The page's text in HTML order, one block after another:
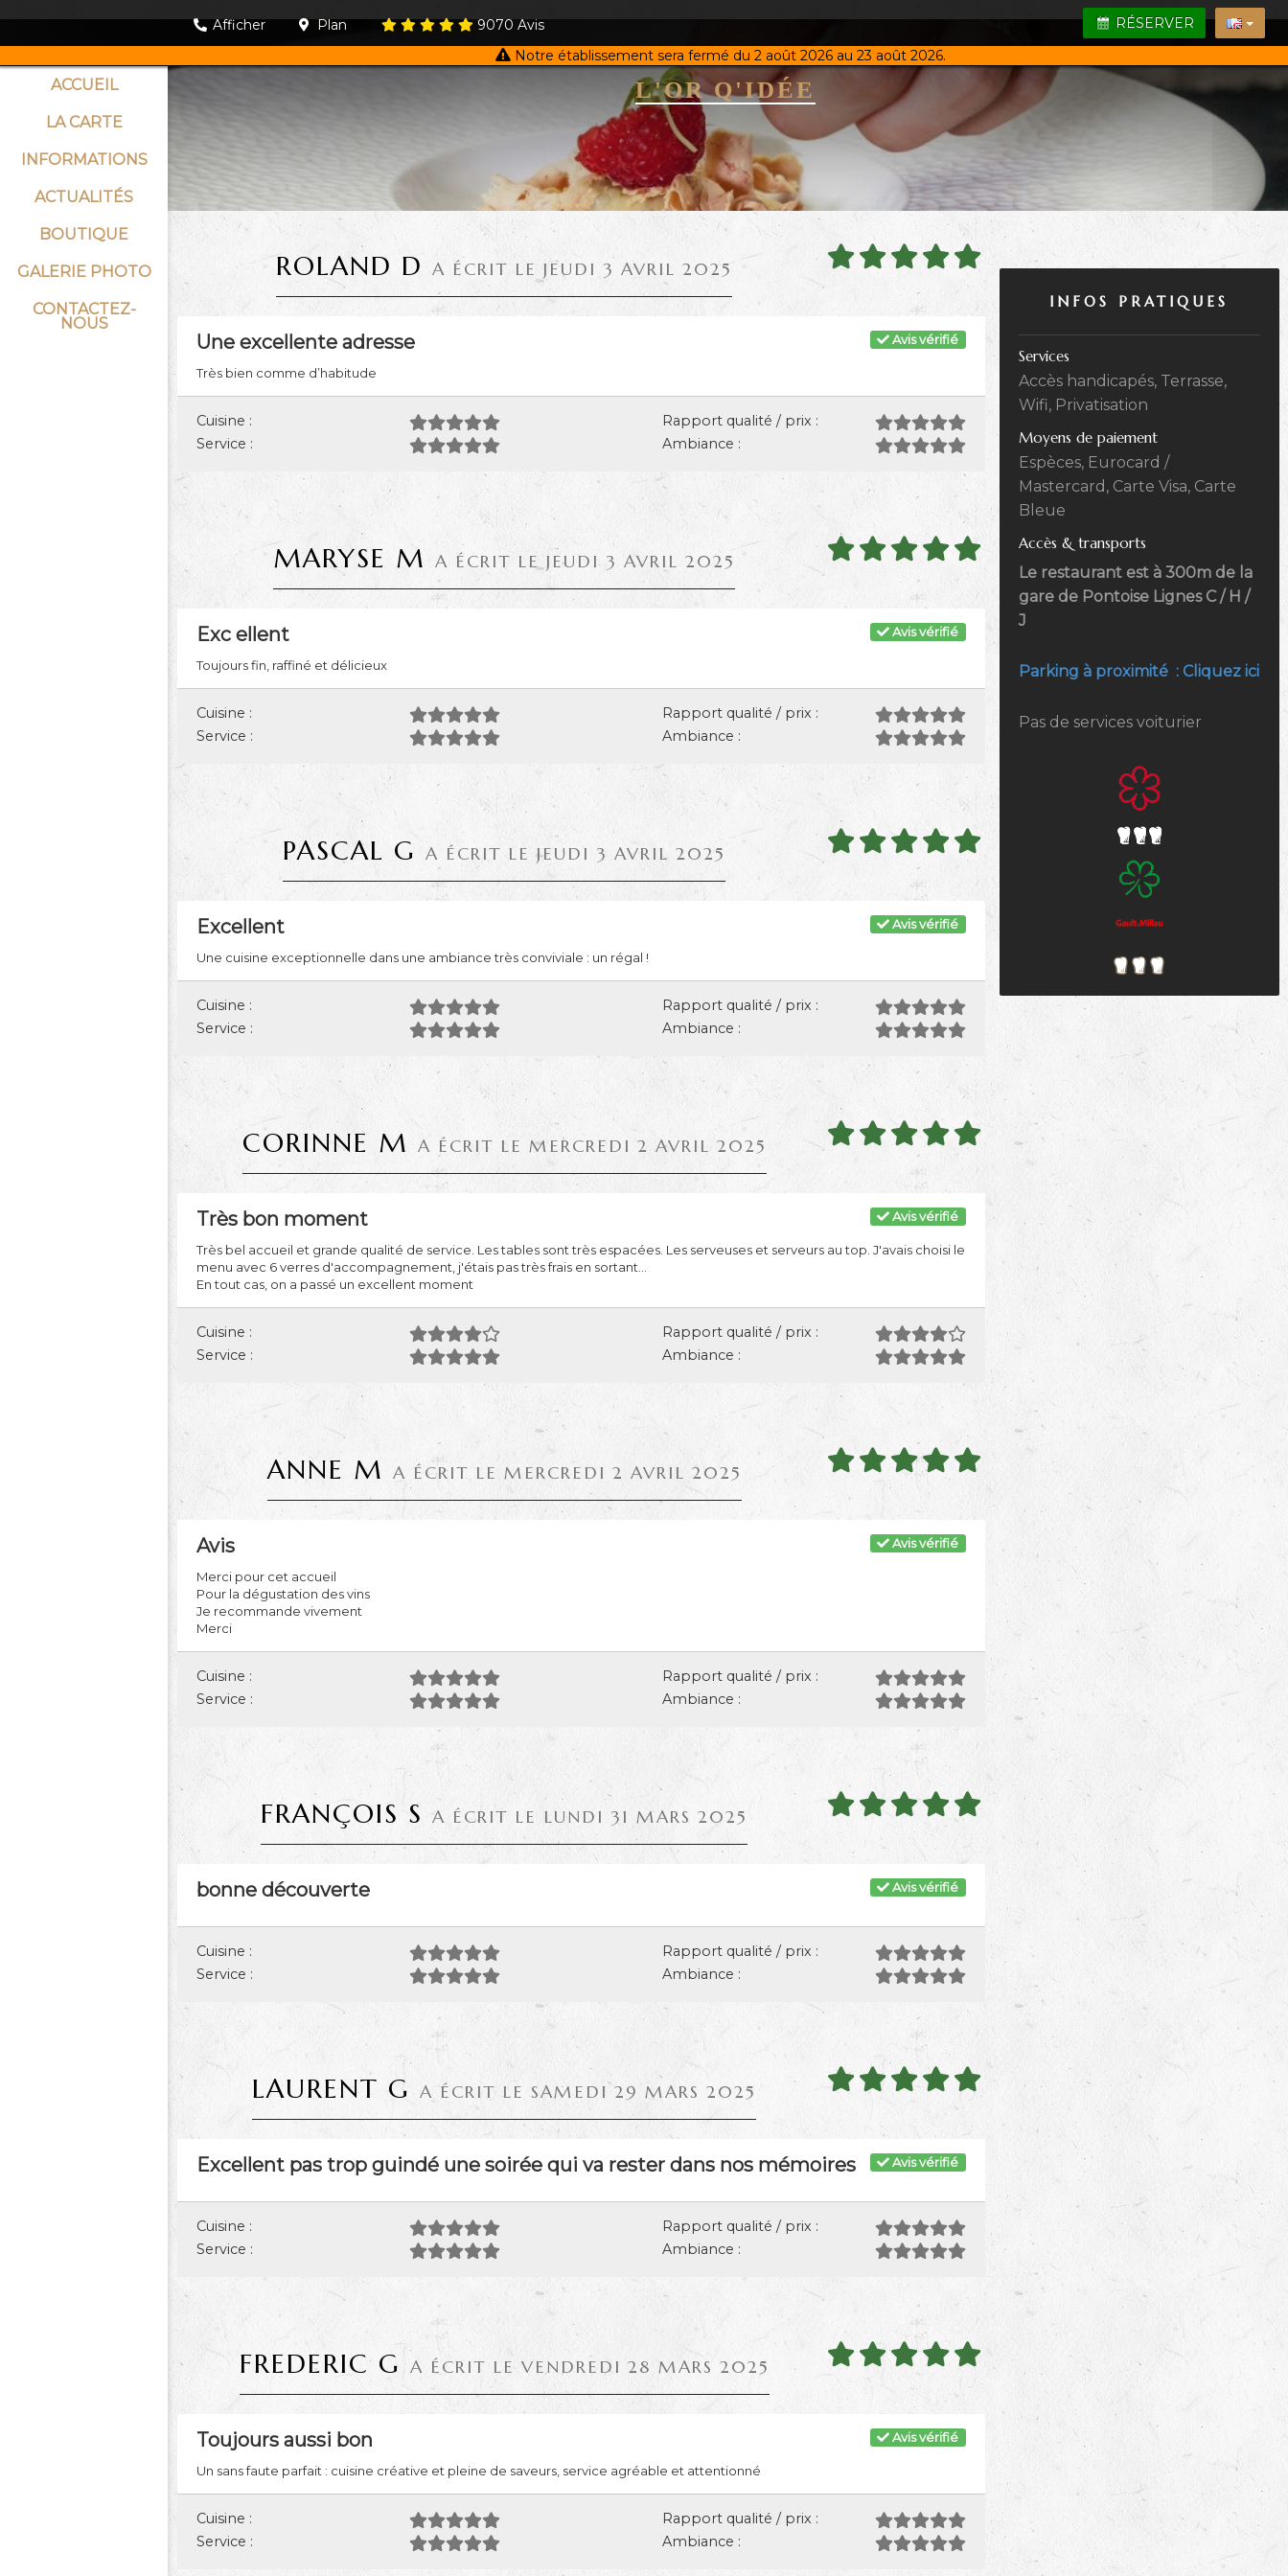
RÉSERVER
Afficher Plan 9070Avis
Notre établissement sera fermé du 2 août 2026 au 23 août 2026.
L'OR Q'IDÉE
ACCUEIL
LA CARTE
INFORMATIONS
ACTUALITÉS
BOUTIQUE
GALERIE PHOTO
CONTACTEZ-
NOUS
ROLAND D A ÉCRIT LE JEUDI 3 AVRIL 2025
Avis vérifié
Une excellente adresse
Très bien comme d’habitude
Cuisine :
Rapport qualité / prix :
Service :
Ambiance :
MARYSE M A ÉCRIT LE JEUDI 3 AVRIL 2025
Avis vérifié
Exc ellent
Toujours fin, raffiné et délicieux
Cuisine :
Rapport qualité / prix :
Service :
Ambiance :
PASCAL G A ÉCRIT LE JEUDI 3 AVRIL 2025
Avis vérifié
Excellent
Une cuisine exceptionnelle dans une ambiance très conviviale : un régal !
Cuisine :
Rapport qualité / prix :
Service :
Ambiance :
CORINNE M A ÉCRIT LE MERCREDI 2 AVRIL 2025
Avis vérifié
Très bon moment
Très bel accueil et grande qualité de service. Les tables sont très espacées. Les serveuses et serveurs au top. J'avais choisi le
menu avec 6 verres d'accompagnement, j'étais pas très frais en sortant...
En tout cas, on a passé un excellent moment
Cuisine :
Rapport qualité / prix :
Service :
Ambiance :
ANNE M A ÉCRIT LE MERCREDI 2 AVRIL 2025
Avis vérifié
Avis
Merci pour cet accueil
Pour la dégustation des vins
Je recommande vivement
Merci
Cuisine :
Rapport qualité / prix :
Service :
Ambiance :
FRANÇOIS S A ÉCRIT LE LUNDI 31 MARS 2025
Avis vérifié
bonne découverte
Cuisine :
Rapport qualité / prix :
Service :
Ambiance :
LAURENT G A ÉCRIT LE SAMEDI 29 MARS 2025
Avis vérifié
Excellent pas trop guindé une soirée qui va rester dans nos mémoires
Cuisine :
Rapport qualité / prix :
Service :
Ambiance :
FREDERIC G A ÉCRIT LE VENDREDI 28 MARS 2025
Avis vérifié
Toujours aussi bon
Un sans faute parfait : cuisine créative et pleine de saveurs, service agréable et attentionné
Cuisine :
Rapport qualité / prix :
Service :
Ambiance :
INFOS PRATIQUES
Services
Accès handicapés, Terrasse,
Wifi, Privatisation
Moyens de paiement
Espèces, Eurocard /
Mastercard, Carte Visa, Carte
Bleue
Accès & transports
Le restaurant est à 300m de la
gare de Pontoise Lignes C / H /
J
Parking à proximité : Cliquez ici
Pas de services voiturier